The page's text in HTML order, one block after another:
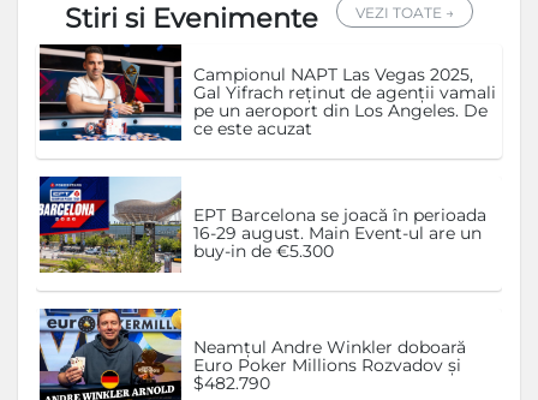
Stiri si Evenimente VEZI TOATE →
Campionul NAPT Las Vegas 2025,
Gal Yifrach reținut de agenții vamali
pe un aeroport din Los Angeles. De
ce este acuzat
EPT Barcelona se joacă în perioada
16-29 august. Main Event-ul are un
buy-in de €5.300
Neamțul Andre Winkler doboară
Euro Poker Millions Rozvadov și
$482.790